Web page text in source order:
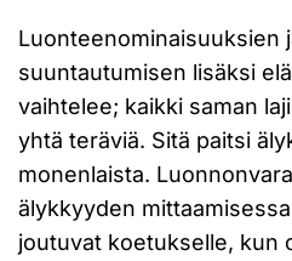
Luonteenominaisuuksien
suuntautumisen lisäksi
vaihtelee; kaikki saman
yhtä teräviä. Sitä paitsi
monenlaista.
älykkyyden
joutuvat koetukselle, kun